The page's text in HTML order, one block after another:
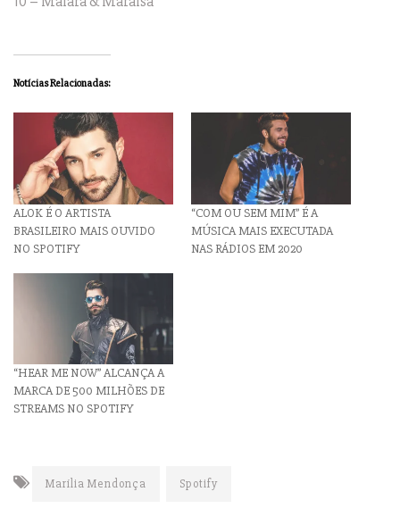
Notícias Relacionadas:
ALOK É O ARTISTA
BRASILEIRO MAIS OUVIDO
NO SPOTIFY
“COM OU SEM MIM” É A
MÚSICA MAIS EXECUTADA
NAS RÁDIOS EM 2020
“HEAR ME NOW” ALCANÇA A
MARCA DE 500 MILHÕES DE
STREAMS NO SPOTIFY
Marília Mendonça Spotify